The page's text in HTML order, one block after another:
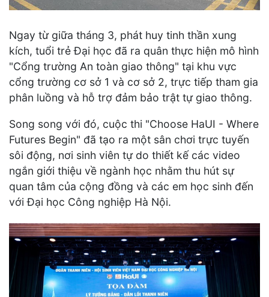
Ngay từ giữa tháng 3, phát huy tinh thần xung
kích, tuổi trẻ Đại học đã ra quân thực hiện mô hình
"Cổng trường An toàn giao thông" tại khu vực
cổng trường cơ sở 1 và cơ sở 2, trực tiếp tham gia
phân luồng và hỗ trợ đảm bảo trật tự giao thông.
Song song với đó, cuộc thi "Choose HaUI - Where
Futures Begin" đã tạo ra một sân chơi trực tuyến
sôi động, nơi sinh viên tự do thiết kế các video
ngắn giới thiệu về ngành học nhằm thu hút sự
quan tâm của cộng đồng và các em học sinh đến
với Đại học Công nghiệp Hà Nội.